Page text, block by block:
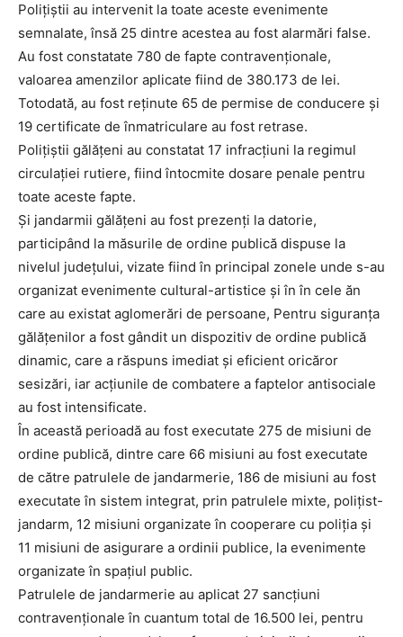
Polițiștii au intervenit la toate aceste evenimente
semnalate, însă 25 dintre acestea au fost alarmări false.
Au fost constatate 780 de fapte contravenționale,
valoarea amenzilor aplicate fiind de 380.173 de lei.
Totodată, au fost reținute 65 de permise de conducere și
19 certificate de înmatriculare au fost retrase.
Polițiștii gălățeni au constatat 17 infracțiuni la regimul
circulației rutiere, fiind întocmite dosare penale pentru
toate aceste fapte.
Și jandarmii gălățeni au fost prezenți la datorie,
participând la măsurile de ordine publică dispuse la
nivelul județului, vizate fiind în principal zonele unde s-au
organizat evenimente cultural-artistice și în în cele ăn
care au existat aglomerări de persoane, Pentru siguranța
gălățenilor a fost gândit un dispozitiv de ordine publică
dinamic, care a răspuns imediat și eficient oricăror
sesizări, iar acțiunile de combatere a faptelor antisociale
au fost intensificate.
În această perioadă au fost executate 275 de misiuni de
ordine publică, dintre care 66 misiuni au fost executate
de către patrulele de jandarmerie, 186 de misiuni au fost
executate în sistem integrat, prin patrulele mixte, polițist-
jandarm, 12 misiuni organizate în cooperare cu poliția și
11 misiuni de asigurare a ordinii publice, la evenimente
organizate în spațiul public.
Patrulele de jandarmerie au aplicat 27 sancțiuni
contravenționale în cuantum total de 16.500 lei, pentru